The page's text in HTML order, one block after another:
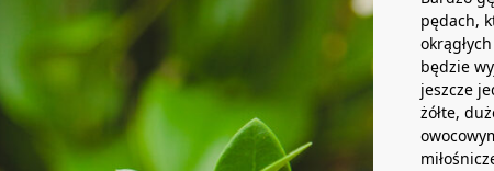
pędach,
będzie
jeszcze
żółte,